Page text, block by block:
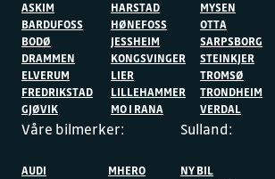
ASKIM
BARDUFOSS
BODØ
DRAMMEN
ELVERUM
FREDRIKSTAD
GJØVIK
HARSTAD
HØNEFOSS
JESSHEIM
KONGSVINGER
LIER
LILLEHAMMER
MO I RANA
MYSEN
OTTA
SARPSBORG
STEINKJER
TROMSØ
TRONDHEIM
VERDAL
Våre bilmerker:
AUDI
MHERO
Sulland:
NY BIL